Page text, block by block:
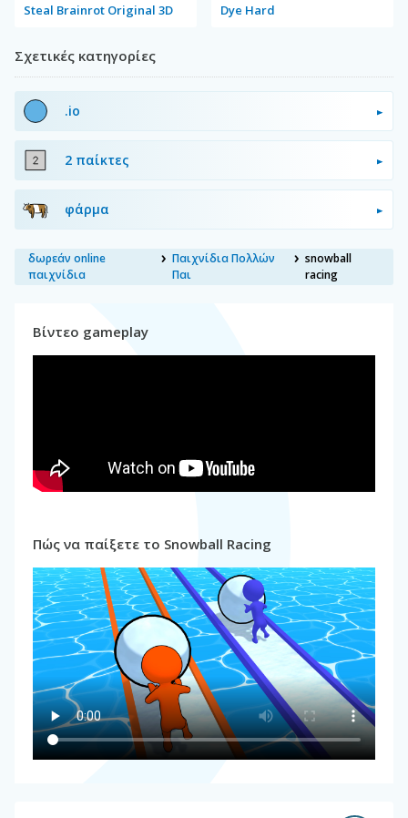
Steal Brainrot Original 3D Dye Hard
Σχετικές κατηγορίες
.io
2 παίκτες
φάρμα
δωρεάν online
παιχνίδια
Παιχνίδια Πολλών
Παι
snowball
racing
Βίντεο gameplay
Πώς να παίξετε το Snowball Racing